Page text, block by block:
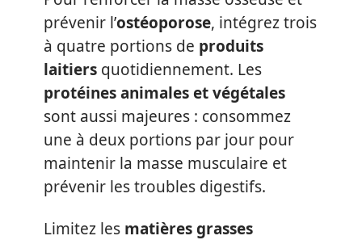
prévenir l’ostéoporose, intégrez trois
à quatre portions de produits
laitiers quotidiennement. Les
protéines animales et végétales
sont aussi majeures : consommez
une à deux portions par jour pour
maintenir la masse musculaire et
prévenir les troubles digestifs.
Limitez les matières grasses